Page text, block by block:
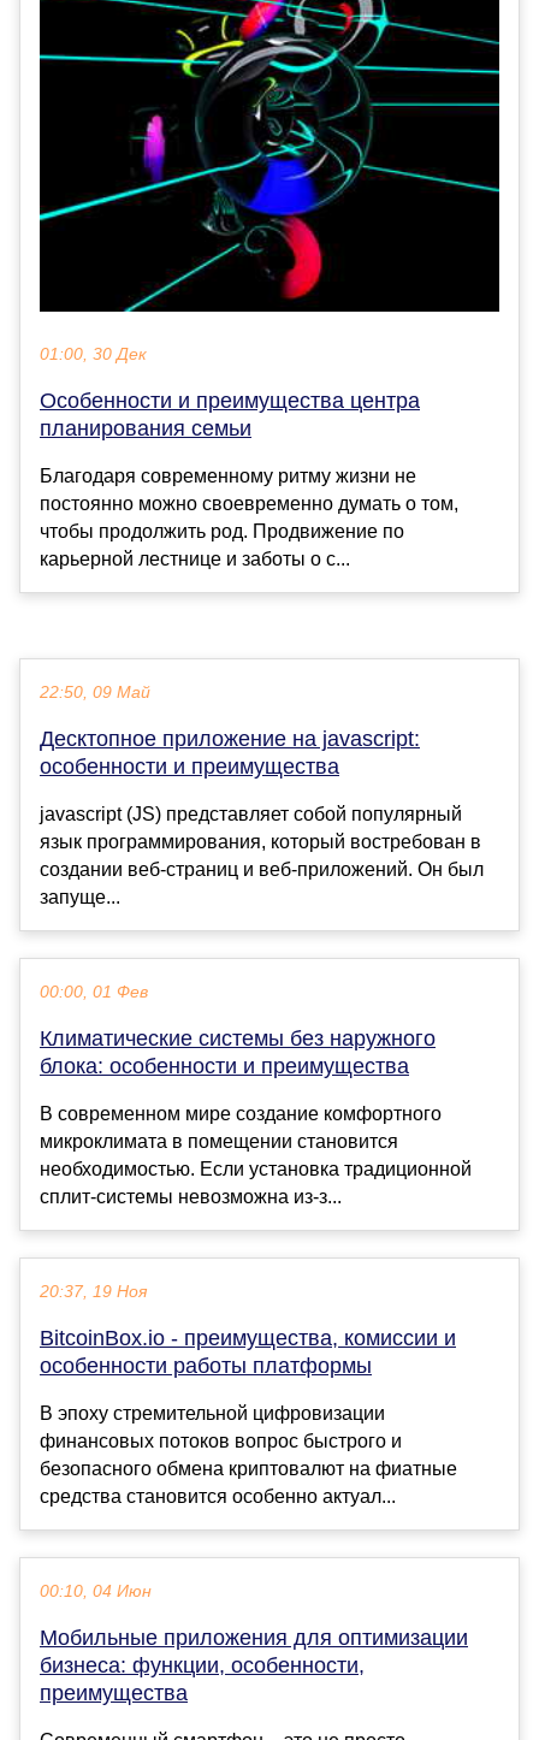
01:00, 30 Дек
Особенности и преимущества центра
планирования семьи
Благодаря современному ритму жизни не
постоянно можно своевременно думать о том,
чтобы продолжить род. Продвижение по
карьерной лестнице и заботы о с...
22:50, 09 Май
Десктопное приложение на jаvascript:
особенности и преимущества
jаvascript (JS) представляет собой популярный
язык программирования, который востребован в
создании веб-страниц и веб-приложений. Он был
запуще...
00:00, 01 Фев
Климатические системы без наружного
блока: особенности и преимущества
В современном мире создание комфортного
микроклимата в помещении становится
необходимостью. Если установка традиционной
сплит-системы невозможна из-з...
20:37, 19 Ноя
BitcoinBox.io - преимущества, комиссии и
особенности работы платформы
В эпоху стремительной цифровизации
финансовых потоков вопрос быстрого и
безопасного обмена криптовалют на фиатные
средства становится особенно актуал...
00:10, 04 Июн
Мобильные приложения для оптимизации
бизнеса: функции, особенности,
преимущества